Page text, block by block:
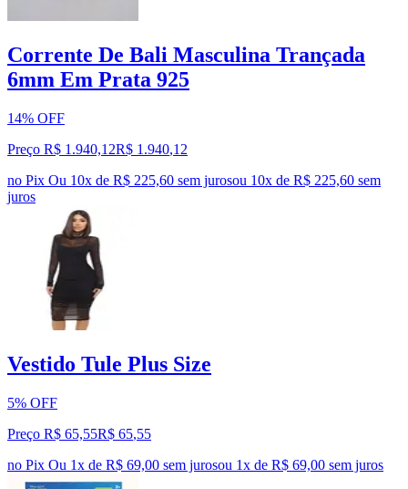
Corrente De Bali Masculina Trançada
6mm Em Prata 925
14% OFF
Preço R$ 1.940,12R$ 1.940,12
no Pix Ou 10x de R$ 225,60 sem jurosou 10x de R$ 225,60 sem
juros
Vestido Tule Plus Size
5% OFF
Preço R$ 65,55R$ 65,55
no Pix Ou 1x de R$ 69,00 sem jurosou 1x de R$ 69,00 sem juros